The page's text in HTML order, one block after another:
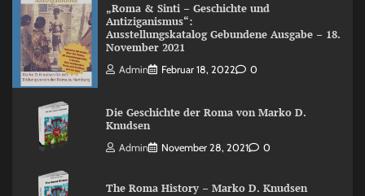
„Roma & Sinti – Geschichte und
Antiziganismus“:
Ausstellungskatalog Gebundene Ausgabe – 18.
November 2021
Admin Februar 18, 2022 0
Die Geschichte der Roma von Marko D.
Knudsen
Admin November 28, 2021 0
The Roma History – Marko D. Knudsen